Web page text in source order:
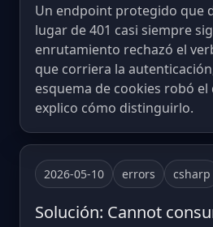
Un endpoint protegido que
lugar de 401 casi siempre
enrutamiento rechazó el
que corriera la
esquema de cookies robó el
explico cómo distinguirlo.
2026-05-10 errors csharp
Solución: Cannot